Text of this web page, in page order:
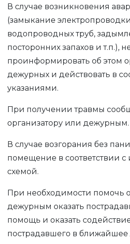
В случае возникновения
(замыкание
водопроводных труб,
посторонних запахов и т.п.),
проинформировать об этом
дежурных и действовать в
указаниями.
При получении травмы
организатору или дежурным.
В случае возгорания без
помещение в соответствии
схемой.
При необходимости помочь
дежурным оказать
помощь и оказать
пострадавшего в ближайшее